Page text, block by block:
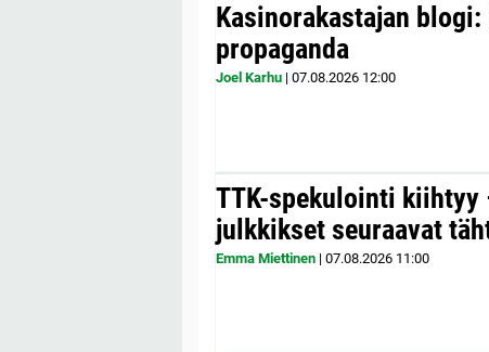
Kasinorakastajan
propaganda
Joel Karhu | 07.08.2026 12:00
TTK-spekulointi kiihtyy
julkkikset seuraavat
Emma Miettinen | 07.08.2026 11:00